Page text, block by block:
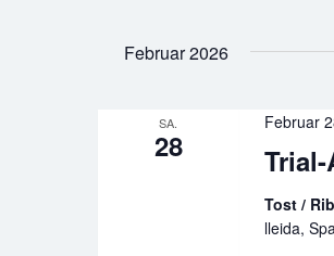
Februar 2026
SA.
28
Februar
Tost /
lleida,